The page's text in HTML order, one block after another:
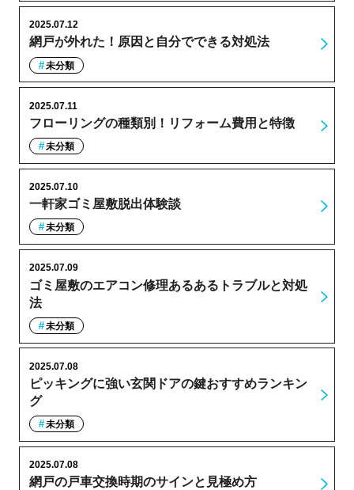
網戸が外れた！原因と自分でできる対処法
2025.07.12
未分類
フローリングの種類別！リフォーム費用と特徴
2025.07.11
未分類
一軒家ゴミ屋敷脱出体験談
2025.07.10
未分類
ゴミ屋敷のエアコン修理あるあるトラブルと対処
法
2025.07.09
未分類
ピッキングに強い玄関ドアの鍵おすすめランキン
グ
2025.07.08
未分類
網戸の戸車交換時期のサインと見極め方
2025.07.08